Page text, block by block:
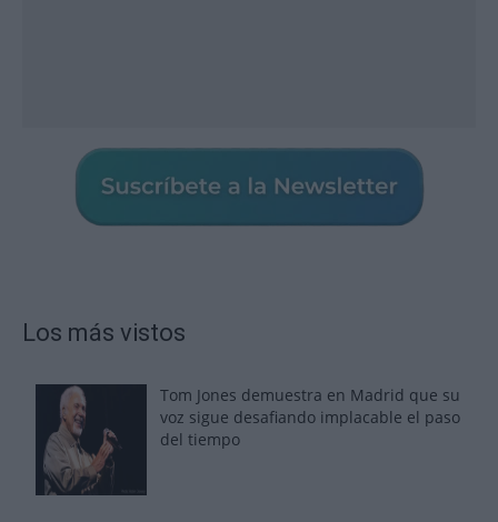
Los más vistos
Tom Jones demuestra en Madrid que su
voz sigue desafiando implacable el paso
del tiempo